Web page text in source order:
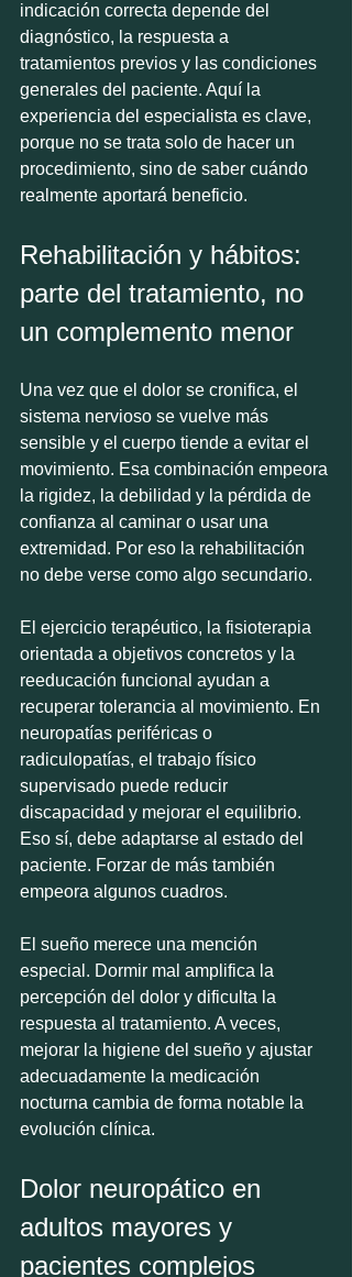
indicación correcta depende del
diagnóstico, la respuesta a
tratamientos previos y las condiciones
generales del paciente. Aquí la
experiencia del especialista es clave,
porque no se trata solo de hacer un
procedimiento, sino de saber cuándo
realmente aportará beneficio.
Rehabilitación y hábitos:
parte del tratamiento, no
un complemento menor
Una vez que el dolor se cronifica, el
sistema nervioso se vuelve más
sensible y el cuerpo tiende a evitar el
movimiento. Esa combinación empeora
la rigidez, la debilidad y la pérdida de
confianza al caminar o usar una
extremidad. Por eso la rehabilitación
no debe verse como algo secundario.
El ejercicio terapéutico, la fisioterapia
orientada a objetivos concretos y la
reeducación funcional ayudan a
recuperar tolerancia al movimiento. En
neuropatías periféricas o
radiculopatías, el trabajo físico
supervisado puede reducir
discapacidad y mejorar el equilibrio.
Eso sí, debe adaptarse al estado del
paciente. Forzar de más también
empeora algunos cuadros.
El sueño merece una mención
especial. Dormir mal amplifica la
percepción del dolor y dificulta la
respuesta al tratamiento. A veces,
mejorar la higiene del sueño y ajustar
adecuadamente la medicación
nocturna cambia de forma notable la
evolución clínica.
Dolor neuropático en
adultos mayores y
pacientes complejos